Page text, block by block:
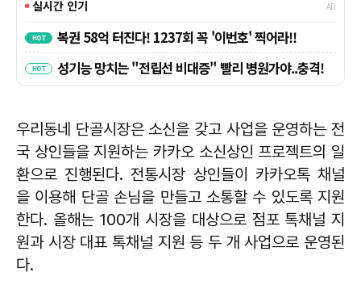
우리동네 단골시장은 소신을 갖고 사업을 운영하는 전
국 상인들을 지원하는 카카오 소신상인 프로젝트의 일
환으로 진행된다. 전통시장 상인들이 카카오톡 채널
을 이용해 단골 손님을 만들고 소통할 수 있도록 지원
한다. 올해는 100개 시장을 대상으로 점포 톡채널 지
원과 시장 대표 톡채널 지원 등 두 개 사업으로 운영된
다.